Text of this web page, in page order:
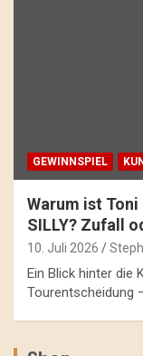
GEWINNSPIEL
Warum ist
SILLY? Zufall
10. Juli 2026
Ein Blick hinter die
Tourentscheidung